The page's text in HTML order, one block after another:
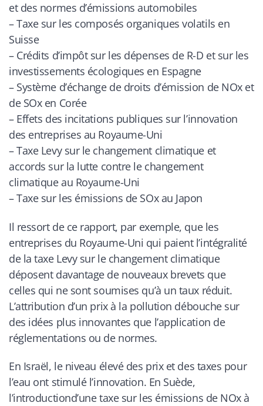
et des normes d’émissions automobiles
– Taxe sur les composés organiques volatils en
Suisse
– Crédits d’impôt sur les dépenses de R-D et sur les
investissements écologiques en Espagne
– Système d’échange de droits d’émission de NOx et
de SOx en Corée
– Effets des incitations publiques sur l’innovation
des entreprises au Royaume-Uni
– Taxe Levy sur le changement climatique et
accords sur la lutte contre le changement
climatique au Royaume-Uni
– Taxe sur les émissions de SOx au Japon
Il ressort de ce rapport, par exemple, que les
entreprises du Royaume-Uni qui paient l’intégralité
de la taxe Levy sur le changement climatique
déposent davantage de nouveaux brevets que
celles qui ne sont soumises qu’à un taux réduit.
L’attribution d’un prix à la pollution débouche sur
des idées plus innovantes que l’application de
réglementations ou de normes.
En Israël, le niveau élevé des prix et des taxes pour
l’eau ont stimulé l’innovation. En Suède,
l’introductiond’une taxe sur les émissions de NOx à